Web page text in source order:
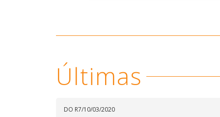
Últimas
DO R7/10/03/2020